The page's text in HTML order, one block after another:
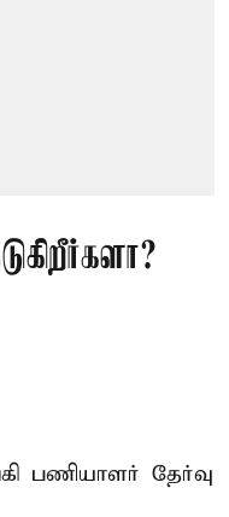
பணியாளர் தேர்வு